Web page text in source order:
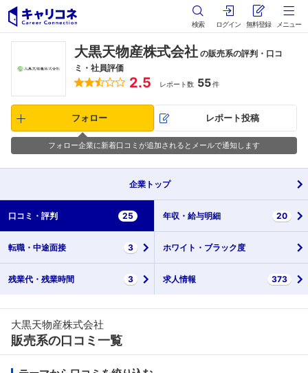
検索 ログイン 無料登録 メニュー
大黒天物産株式会社 の販売系の評判・口コ
ミ・社員評価
2.5 レポート数 55件
フォロー レポート投稿
フォロー企業に新着口コミが追加されるとメールで通知します
企業 トップ
口コミ・ 評判 25 年収・ 給与明細 20
転職・ 中途面接 3 ホワイト・ ブラック度
残業代・ 残業時間 3 求人情報 373
大黒天物産株式会社
販売系の口コミ一覧